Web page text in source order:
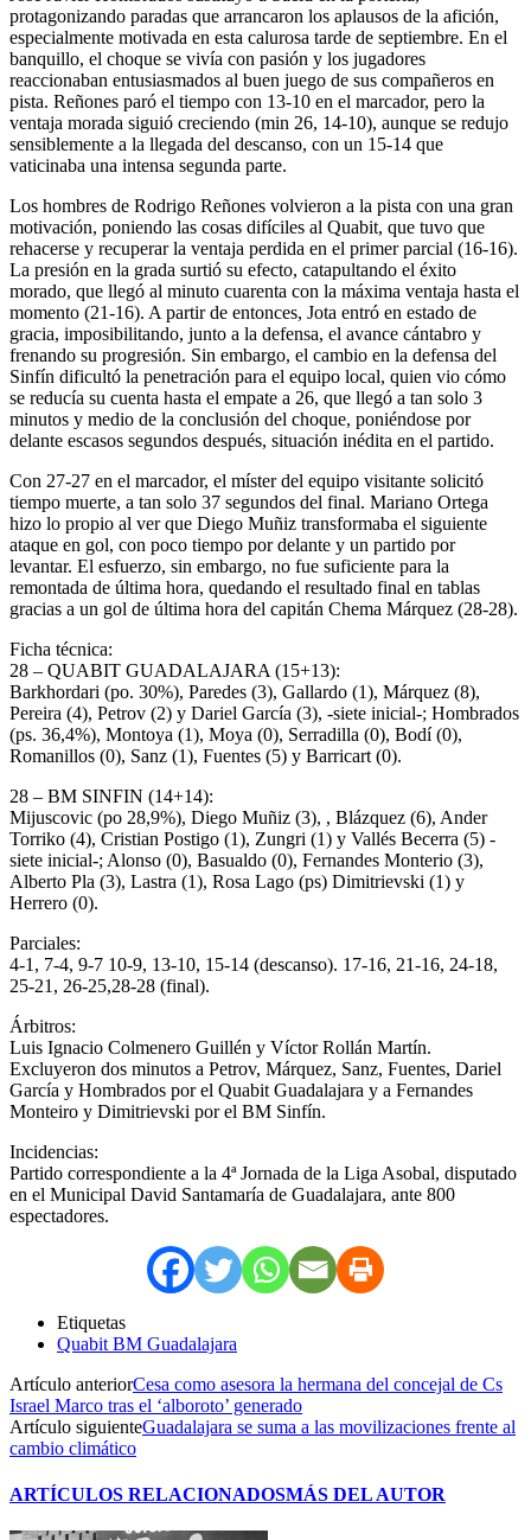
protagonizando paradas que arrancaron los aplausos de la afición,
especialmente motivada en esta calurosa tarde de septiembre. En el
banquillo, el choque se vivía con pasión y los jugadores
reaccionaban entusiasmados al buen juego de sus compañeros en
pista. Reñones paró el tiempo con 13-10 en el marcador, pero la
ventaja morada siguió creciendo (min 26, 14-10), aunque se redujo
sensiblemente a la llegada del descanso, con un 15-14 que
vaticinaba una intensa segunda parte.
Los hombres de Rodrigo Reñones volvieron a la pista con una gran
motivación, poniendo las cosas difíciles al Quabit, que tuvo que
rehacerse y recuperar la ventaja perdida en el primer parcial (16-16).
La presión en la grada surtió su efecto, catapultando el éxito
morado, que llegó al minuto cuarenta con la máxima ventaja hasta el
momento (21-16). A partir de entonces, Jota entró en estado de
gracia, imposibilitando, junto a la defensa, el avance cántabro y
frenando su progresión. Sin embargo, el cambio en la defensa del
Sinfín dificultó la penetración para el equipo local, quien vio cómo
se reducía su cuenta hasta el empate a 26, que llegó a tan solo 3
minutos y medio de la conclusión del choque, poniéndose por
delante escasos segundos después, situación inédita en el partido.
Con 27-27 en el marcador, el míster del equipo visitante solicitó
tiempo muerte, a tan solo 37 segundos del final. Mariano Ortega
hizo lo propio al ver que Diego Muñiz transformaba el siguiente
ataque en gol, con poco tiempo por delante y un partido por
levantar. El esfuerzo, sin embargo, no fue suficiente para la
remontada de última hora, quedando el resultado final en tablas
gracias a un gol de última hora del capitán Chema Márquez (28-28).
Ficha técnica:
28 – QUABIT GUADALAJARA (15+13):
Barkhordari (po. 30%), Paredes (3), Gallardo (1), Márquez (8),
Pereira (4), Petrov (2) y Dariel García (3), -siete inicial-; Hombrados
(ps. 36,4%), Montoya (1), Moya (0), Serradilla (0), Bodí (0),
Romanillos (0), Sanz (1), Fuentes (5) y Barricart (0).
28 – BM SINFIN (14+14):
Mijuscovic (po 28,9%), Diego Muñiz (3), , Blázquez (6), Ander
Torriko (4), Cristian Postigo (1), Zungri (1) y Vallés Becerra (5) -
siete inicial-; Alonso (0), Basualdo (0), Fernandes Monterio (3),
Alberto Pla (3), Lastra (1), Rosa Lago (ps) Dimitrievski (1) y
Herrero (0).
Parciales:
4-1, 7-4, 9-7 10-9, 13-10, 15-14 (descanso). 17-16, 21-16, 24-18,
25-21, 26-25,28-28 (final).
Árbitros:
Luis Ignacio Colmenero Guillén y Víctor Rollán Martín.
Excluyeron dos minutos a Petrov, Márquez, Sanz, Fuentes, Dariel
García y Hombrados por el Quabit Guadalajara y a Fernandes
Monteiro y Dimitrievski por el BM Sinfín.
Incidencias:
Partido correspondiente a la 4ª Jornada de la Liga Asobal, disputado
en el Municipal David Santamaría de Guadalajara, ante 800
espectadores.
Etiquetas
Quabit BM Guadalajara
Artículo anteriorCesa como asesora la hermana del concejal de Cs
Israel Marco tras el ‘alboroto’ generado
Artículo siguienteGuadalajara se suma a las movilizaciones frente al
cambio climático
ARTÍCULOS RELACIONADOSMÁS DEL AUTOR